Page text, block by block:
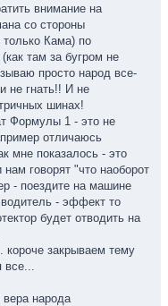
внимание на
со стороны
только Кама) по
там за бугром не
просто народ все-
не гнать!! И не
шинах!
Формулы 1 - это не
отличаюсь
мне показалось - это
говорят "что наоборот
- поездите на машине
- эффект то
будет отводить на
короче закрываем тему
все...
вера народа